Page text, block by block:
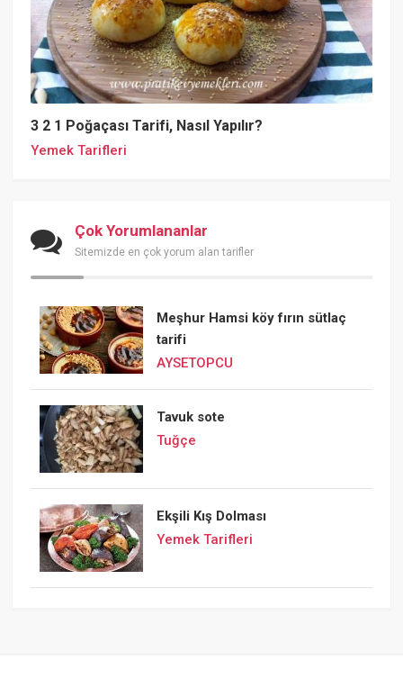
3 2 1 Poğaçası Tarifi, Nasıl Yapılır?
Yemek Tarifleri
Çok Yorumlananlar
Sitemizde en çok yorum alan tarifler
Meşhur Hamsi köy fırın sütlaç
tarifi
AYSETOPCU
Tavuk sote
Tuğçe
Ekşili Kış Dolması
Yemek Tarifleri